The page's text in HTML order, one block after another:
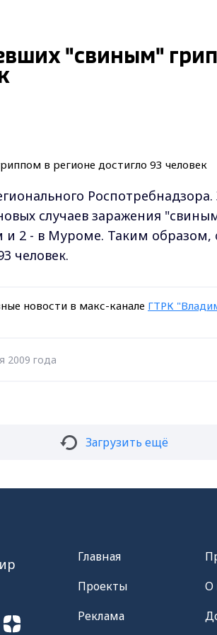
"свиным"
случаев заражения
и 2 - в Муроме. Таким
человек.
новости в макс-канале ГТРК
2009 года
Загрузить ещё
Главная
Проекты
Реклама
О